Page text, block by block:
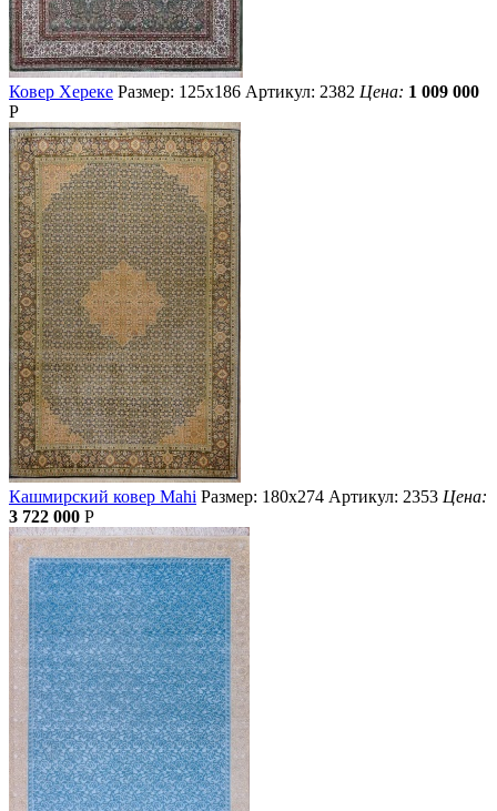
Ковер Хереке Размер: 125х186 Артикул: 2382 Цена: 1 009 000
Р
Кашмирский ковер Mahi Размер: 180х274 Артикул: 2353 Цена:
3 722 000 Р